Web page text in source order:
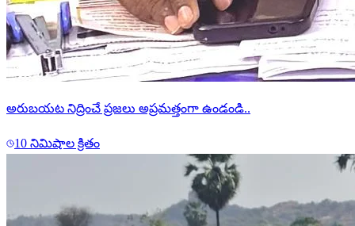
అరుబయట నిద్రించే ప్రజలు అప్రమత్తంగా ఉండండి..
10 నిమిషాల క్రితం